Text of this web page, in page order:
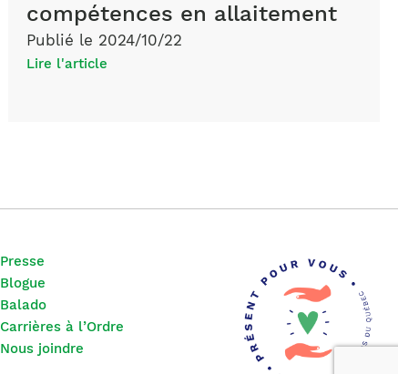
compétences en allaitement
Publié le 2024/10/22
Lire l'article
Presse
Blogue
Balado
Carrières à l’Ordre
Nous joindre